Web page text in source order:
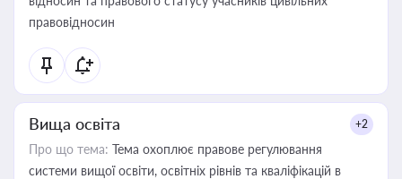
правовідносин
Вища освіта +2
Про що тема: Тема охоплює правове регулювання
системи вищої освіти, освітніх рівнів та кваліфікацій в